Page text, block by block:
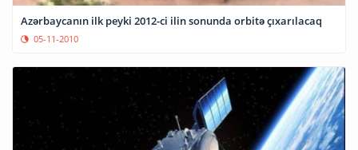
Azərbaycanın ilk peyki 2012-ci ilin sonunda orbitə çıxarılacaq
05-11-2010